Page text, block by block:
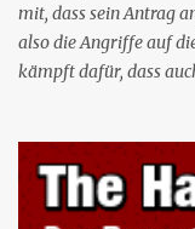
mit, dass sein Antrag
also die Angriffe auf
kämpft dafür, dass
Teilnahme von
Waterfords
Gilead